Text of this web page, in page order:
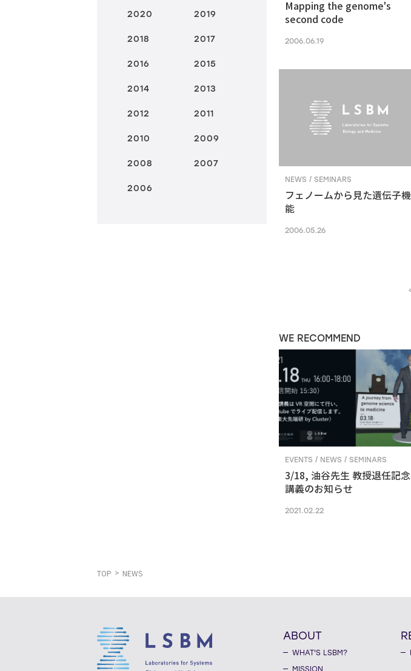
2020 2019
2018 2017
2016 2015
2014 2013
2012 2011
2010 2009
2008 2007
2006
Mapping the genome's
second code
2006.06.19
NEWS / SEMINARS
フェノームから見た遺伝子機
能
2006.05.26
WE RECOMMEND
EVENTS / NEWS / SEMINARS
3/18, 油谷先生 教授退任記念
講義のお知らせ
2021.02.22
TOP NEWS
ABOUT
WHAT'S LSBM?
MISSION